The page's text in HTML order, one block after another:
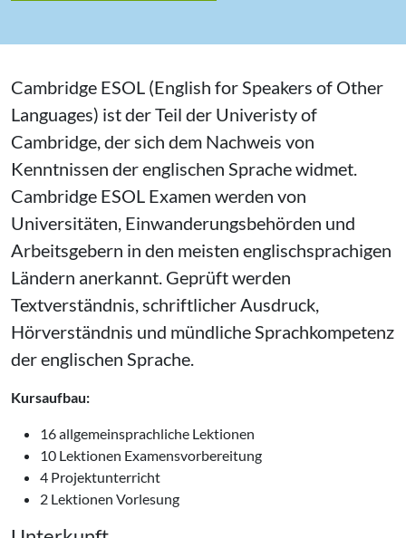
Cambridge ESOL (English for Speakers of Other
Languages) ist der Teil der Univeristy of
Cambridge, der sich dem Nachweis von
Kenntnissen der englischen Sprache widmet.
Cambridge ESOL Examen werden von
Universitäten, Einwanderungsbehörden und
Arbeitsgebern in den meisten englischsprachigen
Ländern anerkannt. Geprüft werden
Textverständnis, schriftlicher Ausdruck,
Hörverständnis und mündliche Sprachkompetenz
der englischen Sprache.
Kursaufbau:
16 allgemeinsprachliche Lektionen
10 Lektionen Examensvorbereitung
4 Projektunterricht
2 Lektionen Vorlesung